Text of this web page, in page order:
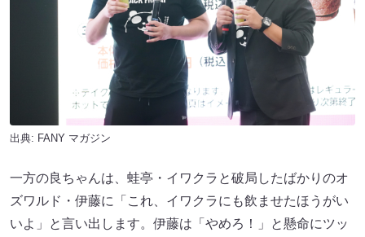
出典: FANY マガジン
一方の良ちゃんは、蛙亭・イワクラと破局したばかりのオ
ズワルド・伊藤に「これ、イワクラにも飲ませたほうがい
いよ」と言い出します。伊藤は「やめろ！」と懸命にツッ